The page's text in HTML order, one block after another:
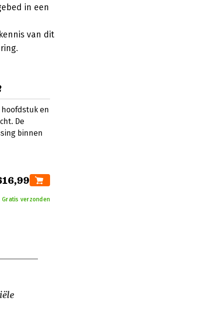
in een
van dit
en
De
binnen
Gratis verzonden